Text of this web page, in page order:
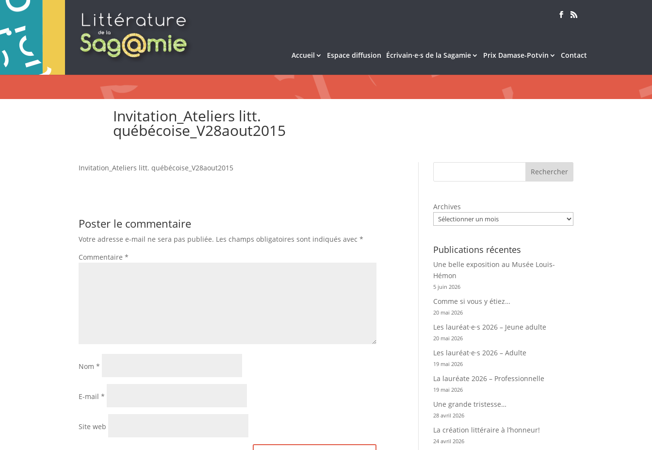
Accueil Espace diffusion Écrivain·e·s de la Sagamie Prix Damase-Potvin Contact
Invitation_Ateliers litt.
québécoise_V28aout2015
Invitation_Ateliers litt. québécoise_V28aout2015
Poster le commentaire
Votre adresse e-mail ne sera pas publiée. Les champs obligatoires sont indiqués avec *
Commentaire *
Nom *
E-mail *
Site web
Rechercher
Archives
Publications récentes
Une belle exposition au Musée Louis-
Hémon
5 juin 2026
Comme si vous y étiez…
20 mai 2026
Les lauréat·e·s 2026 – Jeune adulte
20 mai 2026
Les lauréat·e·s 2026 – Adulte
19 mai 2026
La lauréate 2026 – Professionnelle
19 mai 2026
Une grande tristesse…
28 avril 2026
La création littéraire à l’honneur!
24 avril 2026